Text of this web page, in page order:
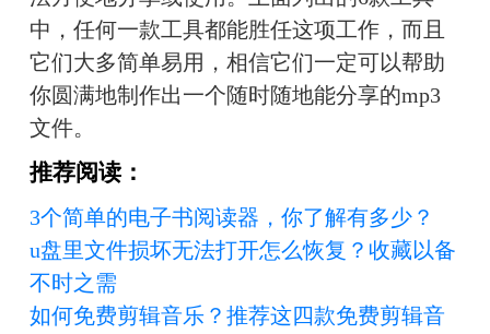
中，任何一款工具都能胜任这项工作，而且
它们大多简单易用，相信它们一定可以帮助
你圆满地制作出一个随时随地能分享的mp3
文件。
推荐阅读：
3个简单的电子书阅读器，你了解有多少？
u盘里文件损坏无法打开怎么恢复？收藏以备
不时之需
如何免费剪辑音乐？推荐这四款免费剪辑音